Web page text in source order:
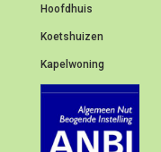
Hoofdhuis
Koetshuizen
Kapelwoning